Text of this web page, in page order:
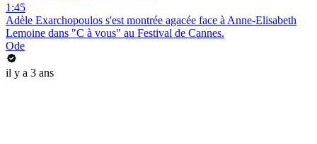
1:45
Adèle Exarchopoulos s'est montrée agacée face à Anne-Elisabeth
Lemoine dans "C à vous" au Festival de Cannes.
Ode
il y a 3 ans